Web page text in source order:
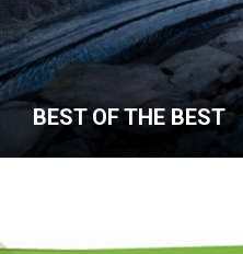
BEST OF THE BEST